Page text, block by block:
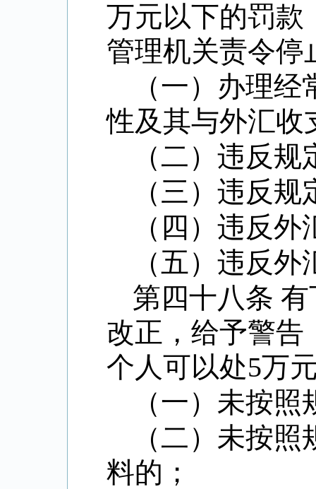
万元以下的罚款
管理机关责令停
（一）办理
性及其与外汇收
（二）违反
（三）违反
（四）违反
（五）违反
第四十八条
改正，给予警告
个人可以处5万
（一）未按
（二）未按
料的；